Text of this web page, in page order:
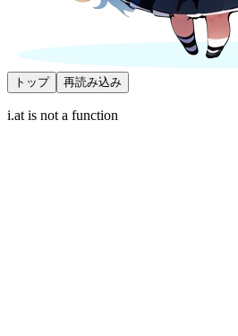
トップ 再読み込み
i.at is not a function